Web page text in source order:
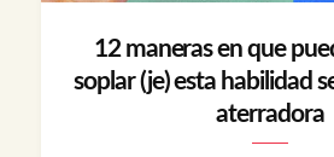
12 maneras en que
soplar (je) esta habilidad
aterradora